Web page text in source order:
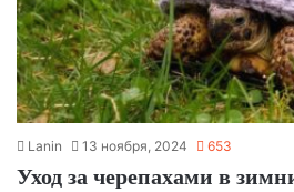
Lanin 13 ноября, 2024 653
Уход за черепахами в